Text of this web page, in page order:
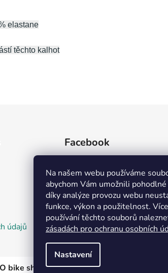
Na našem webu používáme
abychom Vám umožnili
díky analýze provozu webu
funkce, výkon a použitelnost.
používání těchto souborů
zásadách pro ochranu osobních
Nastavení
elastane
těchto kalhot
údajů
Facebook
bike shop . Všechna práva vyhrazena.